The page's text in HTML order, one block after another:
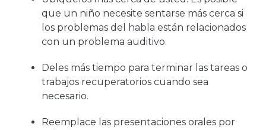
que un niño necesite sentarse más cerca si
los problemas del habla están relacionados
con un problema auditivo.
Deles más tiempo para terminar las tareas o
trabajos recuperatorios cuando sea
necesario.
Reemplace las presentaciones orales por